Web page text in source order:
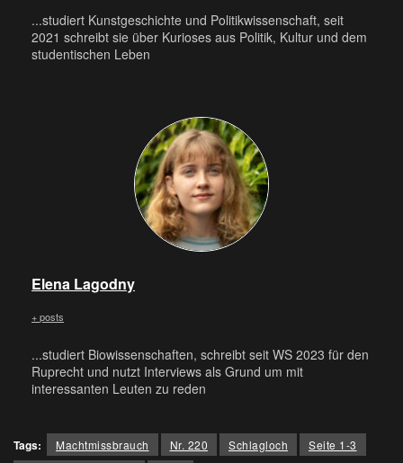
...studiert Kunstgeschichte und Politikwissenschaft, seit
2021 schreibt sie über Kurioses aus Politik, Kultur und dem
studentischen Leben
Elena Lagodny
+ posts
...studiert Biowissenschaften, schreibt seit WS 2023 für den
Ruprecht und nutzt Interviews als Grund um mit
interessanten Leuten zu reden
Tags: Machtmissbrauch Nr. 220 Schlagloch
Seite 1-3